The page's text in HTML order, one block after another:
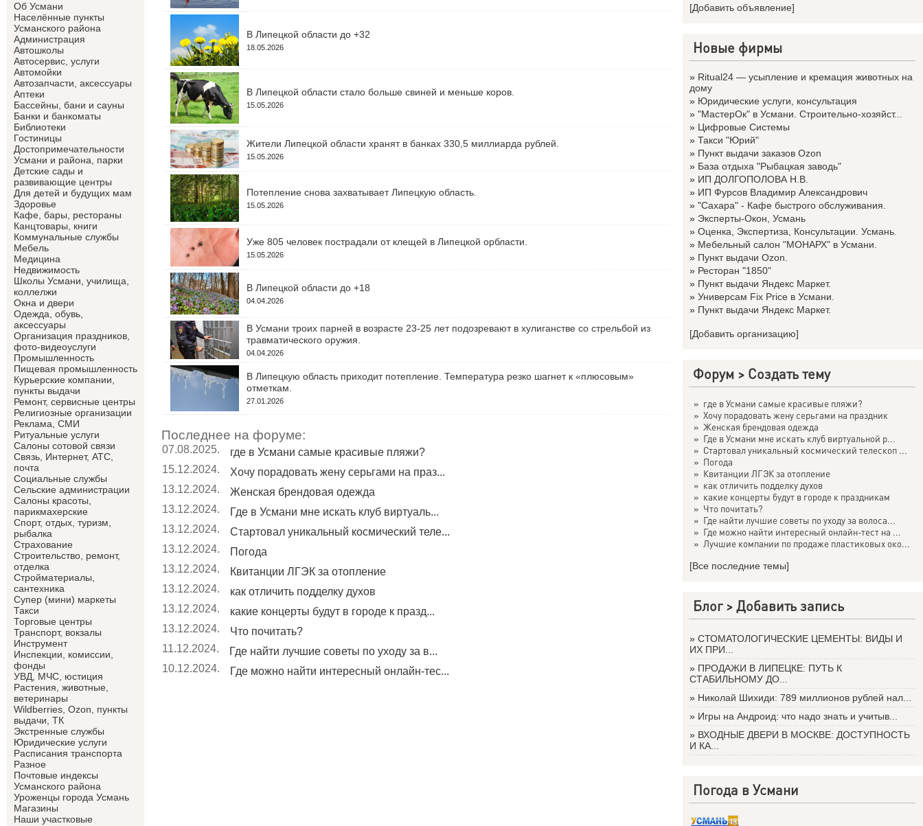
Об Усмани
Населённые пункты
Усманского района
Администрация
Автошколы
Автосервис, услуги
Автомойки
Автозапчасти, аксессуары
Аптеки
Бассейны, бани и сауны
Банки и банкоматы
Библиотеки
Гостиницы
Достопримечательности
Усмани и района, парки
Детские сады и
развивающие центры
Для детей и будущих мам
Здоровье
Кафе, бары, рестораны
Канцтовары, книги
Коммунальные службы
Мебель
Медицина
Недвижимость
Школы Усмани, училища,
коллелжи
Окна и двери
Одежда, обувь,
аксессуары
Организация праздников,
фото-видеоуслуги
Промышленность
Пищевая промышленность
Курьерские компании,
пункты выдачи
Ремонт, сервисные центры
Религиозные организации
Реклама, СМИ
Ритуальные услуги
Салоны сотовой связи
Связь, Интернет, АТС,
почта
Социальные службы
Сельские администрации
Салоны красоты,
парикмахерские
Спорт, отдых, туризм,
рыбалка
Страхование
Строительство, ремонт,
отделка
Cтройматериалы,
сантехника
Супер (мини) маркеты
Такси
Торговые центры
Транспорт, вокзалы
Инструмент
Инспекции, комиссии,
фонды
УВД, МЧС, юстиция
Растения, животные,
ветеринары
Wildberries, Ozon, пункты
выдачи, ТК
Экстренные службы
Юридические услуги
Расписания транспорта
Разное
Почтовые индексы
Усманского района
Уроженцы города Усмань
Магазины
Наши участковые
В Липецкой области до +32
18.05.2026
В Липецкой области стало больше свиней и меньше коров.
15.05.2026
Жители Липецкой области хранят в банках 330,5 миллиарда рублей.
15.05.2026
Потепление снова захватывает Липецкую область.
15.05.2026
Уже 805 человек пострадали от клещей в Липецкой орбласти.
15.05.2026
В Липецкой области до +18
04.04.2026
В Усмани троих парней в возрасте 23-25 лет подозревают в хулиганстве со стрельбой из
травматического оружия.
04.04.2026
В Липецкую область приходит потепление. Температура резко шагнет к «плюсовым»
отметкам.
27.01.2026
Последнее на форуме:
07.08.2025.
где в Усмани самые красивые пляжи?
15.12.2024.
Хочу порадовать жену серьгами на праз...
13.12.2024.
Женская брендовая одежда
13.12.2024.
Где в Усмани мне искать клуб виртуаль...
13.12.2024.
Стартовал уникальный космический теле...
13.12.2024.
Погода
13.12.2024.
Квитанции ЛГЭК за отопление
13.12.2024.
как отличить подделку духов
13.12.2024.
какие концерты будут в городе к празд...
13.12.2024.
Что почитать?
11.12.2024.
Где найти лучшие советы по уходу за в...
10.12.2024.
Где можно найти интересный онлайн-тес...
[Добавить объявление]
Новые фирмы
» Ritual24 — усыпление и кремация животных на
дому
» Юридические услуги, консультация
» "МастерОк" в Усмани. Строительно-хозяйст...
» Цифровые Системы
» Такси "Юрий"
» Пункт выдачи заказов Ozon
» База отдыха "Рыбацкая заводь"
» ИП ДОЛГОПОЛОВА Н.В.
» ИП Фурсов Владимир Александрович
» "Сахара" - Кафе быстрого обслуживания.
» Эксперты-Окон, Усмань
» Оценка, Экспертиза, Консультации. Усмань.
» Мебельный салон "МОНАРХ" в Усмани.
» Пункт выдачи Ozon.
» Ресторан "1850"
» Пункт выдачи Яндекс Маркет.
» Универсам Fix Price в Усмани.
» Пункт выдачи Яндекс Маркет.
[Добавить организацию]
Форум > Создать тему
» где в Усмани самые красивые пляжи?
» Хочу порадовать жену серьгами на праздник
» Женская брендовая одежда
» Где в Усмани мне искать клуб виртуальной р...
» Стартовал уникальный космический телескоп ...
» Погода
» Квитанции ЛГЭК за отопление
» как отличить подделку духов
» какие концерты будут в городе к праздникам
» Что почитать?
» Где найти лучшие советы по уходу за волоса...
» Где можно найти интересный онлайн-тест на ...
» Лучшие компании по продаже пластиковых око...
[Все последние темы]
Блог >Добавить запись
» СТОМАТОЛОГИЧЕСКИЕ ЦЕМЕНТЫ: ВИДЫ И
ИХ ПРИ...
» ПРОДАЖИ В ЛИПЕЦКЕ: ПУТЬ К
СТАБИЛЬНОМУ ДО...
» Николай Шихиди: 789 миллионов рублей нал...
» Игры на Андроид: что надо знать и учитыв...
» ВХОДНЫЕ ДВЕРИ В МОСКВЕ: ДОСТУПНОСТЬ
И КА...
Погода в Усмани